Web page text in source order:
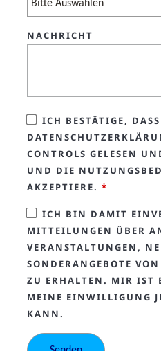
NACHRICHT
ICH BESTÄTIGE,
CONTROLS GELESEN
UND DIE
AKZEPTIERE. *
ICH BIN DAMIT
MITTEILUNGEN ÜBER
VERANSTALTUNGEN,
SONDERANGEBOTE
ZU ERHALTEN. MIR IST
MEINE EINWILLIGUNG
KANN.